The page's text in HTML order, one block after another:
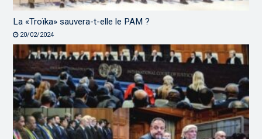
La «Troïka» sauvera-t-elle le PAM ?
20/02/2024